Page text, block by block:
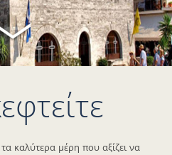
καλύτερα μέρη που αξίζει να